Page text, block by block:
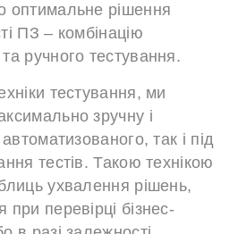
оптимальне рішення
ПЗ – комбінацію
ручного тестування.
тестування, ми
зручну і
так і під
тестів. Такою технікою
ухвалення рішень,
перевірці бізнес-